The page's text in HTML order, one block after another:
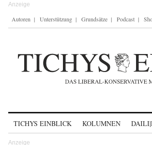
Autoren Unterstützung Grundsätze Podcast
TICHYS EINBLICK KOLUMNEN